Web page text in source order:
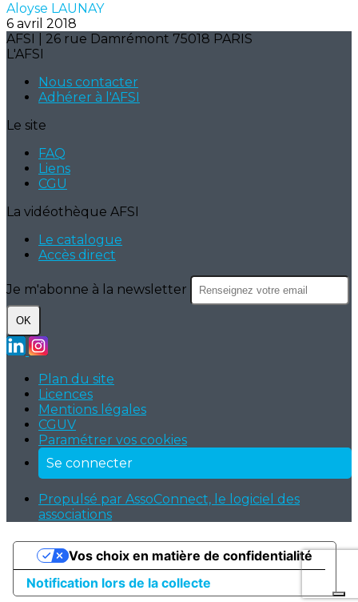
Aloyse LAUNAY
6 avril 2018
AFSI | 26 rue Damrémont 75018 PARIS
L'AFSI
Nous contacter
Adhérer à l'AFSI
Le site
FAQ
Liens
CGU
La vidéothèque AFSI
Le catalogue
Accès direct
Je m'abonne à la newsletter
OK
Plan du site
Licences
Mentions légales
CGUV
Paramétrer vos cookies
Se connecter
Propulsé par AssoConnect, le logiciel des
associations
Notification lors de la collecte
Vos choix en matière de confidentialité